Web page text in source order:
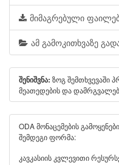
მიმაგრებული
ამ გამოკითხვაზე
შენიშვნა: ზოგ შემთხვევაში
მეათედების და
ODA მონაცემების
შემდეგი ფორმა:
კავკასიის კვლევითი